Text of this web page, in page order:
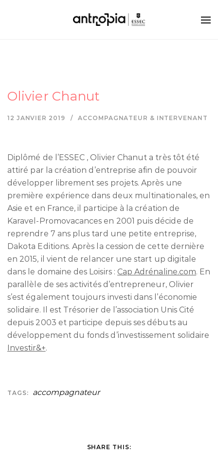
Olivier Chanut
12 JANVIER 2019 ACCOMPAGNATEUR & INTERVENANT
Diplômé de l’ESSEC , Olivier Chanut a très tôt été
attiré par la création d’entreprise afin de pouvoir
développer librement ses projets. Après une
première expérience dans deux multinationales, en
Asie et en France, il participe à la création de
Karavel-Promovacances en 2001 puis décide de
reprendre 7 ans plus tard une petite entreprise,
Dakota Editions. Après la cession de cette dernière
en 2015, il vient de relancer une start up digitale
dans le domaine des Loisirs : Cap Adrénaline.com. En
parallèle de ses activités d’entrepreneur, Olivier
s’est également toujours investi dans l’économie
solidaire. Il est Trésorier de l’association Unis Cité
depuis 2003 et participe depuis ses débuts au
développement du fonds d’investissement solidaire
Investir&+.
TAGS: accompagnateur
SHARE THIS: